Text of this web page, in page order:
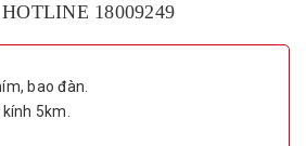
18009249
bao đàn.
5km.